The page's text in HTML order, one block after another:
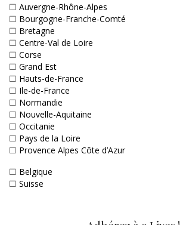
☐ Auvergne-Rhône-Alpes
☐ Bourgogne-Franche-Comté
☐ Bretagne
☐ Centre-Val de Loire
☐ Corse
☐ Grand Est
☐ Hauts-de-France
☐ Ile-de-France
☐ Normandie
☐ Nouvelle-Aquitaine
☐ Occitanie
☐ Pays de la Loire
☐ Provence Alpes Côte d’Azur
☐ Belgique
☐ Suisse